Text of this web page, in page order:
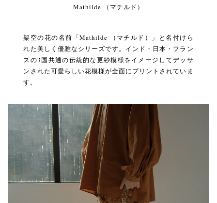
Mathilde （マチルド）
架空の花の名前「Mathilde （マチルド）」と名付けら
れた美しく優雅なシリーズです。インド・日本・フラン
スの3国共通の伝統的な更紗模様をイメージしてデッサ
ンされた可愛らしい花模様が全面にプリントされていま
す。